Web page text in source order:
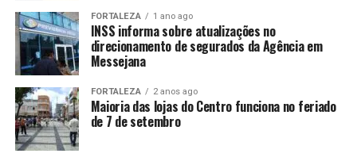
FORTALEZA 1 ano ago
INSS informa sobre atualizações no
direcionamento de segurados da Agência em
Messejana
FORTALEZA 2 anos ago
Maioria das lojas do Centro funciona no feriado
de 7 de setembro